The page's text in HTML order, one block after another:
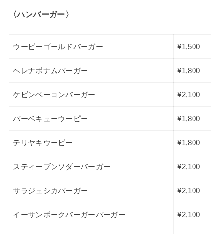
〈ハンバーガー〉
ウーピーゴールドバーガー ¥1,500
ヘレナボナムバーガー ¥1,800
ケビンベーコンバーガー ¥2,100
バーベキューウーピー ¥1,800
テリヤキウーピー ¥1,800
スティーブンソダーバーガー ¥2,100
サラジェシカバーガー ¥2,100
イーサンポークバーガーバーガー ¥2,100